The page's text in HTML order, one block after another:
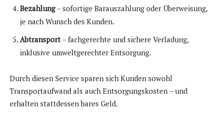
Bezahlung– sofortige Barauszahlung oder Überweisung,
je nach Wunsch des Kunden.
Abtransport– fachgerechte und sichere Verladung,
inklusive umweltgerechter Entsorgung.
Durch diesen Service sparen sich Kunden sowohl
Transportaufwand als auch Entsorgungskosten – und
erhalten stattdessen bares Geld.